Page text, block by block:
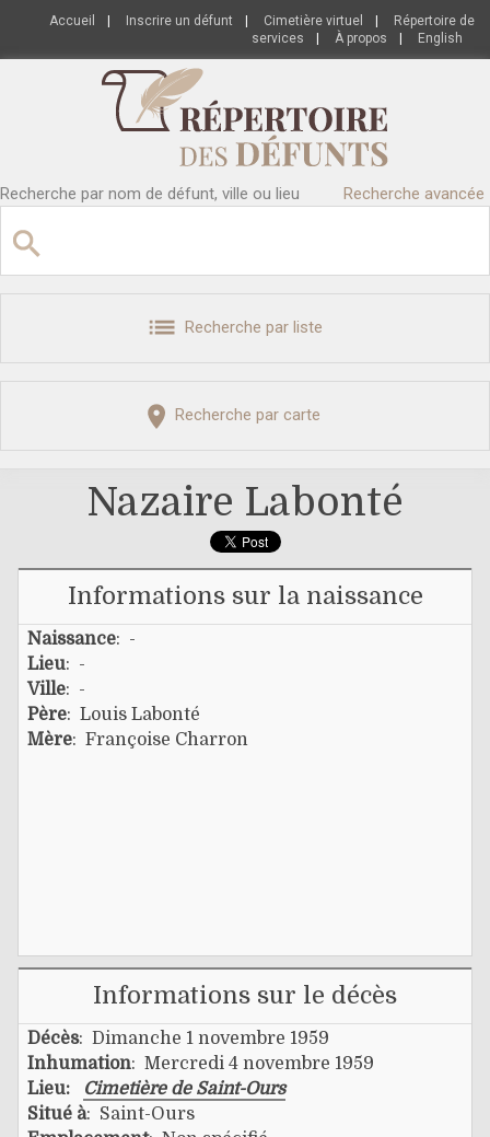
Accueil Inscrire un défunt Cimetière virtuel
Répertoire de
services
À propos English
Recherche par nom de défunt, ville ou lieu Recherche avancée
Recherche par liste
Recherche par carte
Nazaire Labonté
Informations sur la naissance
Naissance: -
Lieu: -
Ville: -
Père: Louis Labonté
Mère: Françoise Charron
Informations sur le décès
Décès: Dimanche 1 novembre 1959
Inhumation: Mercredi 4 novembre 1959
Lieu:
Cimetière de Saint-Ours
Situé à: Saint-Ours